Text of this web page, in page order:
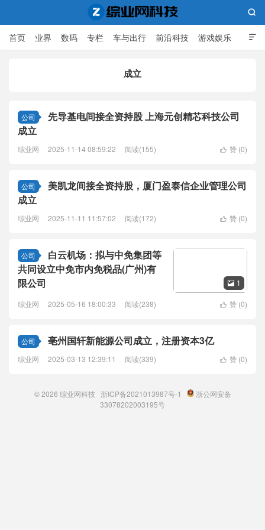

首页 业界 数码 专栏 车与出行 前沿科技 游戏娱乐

成立
公司
先导基电间接全资持股 上海元创精芯科技公司
成立
 赞 (0)
综业网 2025-11-14 08:59:22 阅读(155)
公司
美凯龙间接全资持股，厦门盈泰信企业管理公司
成立
 赞 (0)
综业网 2025-11-11 11:57:02 阅读(172)
公司
白云机场：拟与中免集团等
共同设立中免市内免税品(广州)有
限公司
 1
 赞 (0)
综业网 2025-05-16 18:00:33 阅读(238)
公司 亳州国轩新能源公司成立，注册资本3亿
 赞 (0)
综业网 2025-03-13 12:39:11 阅读(339)
© 2026 综业网科技 浙ICP备2021013987号-1
浙公网安备
33078202003195号